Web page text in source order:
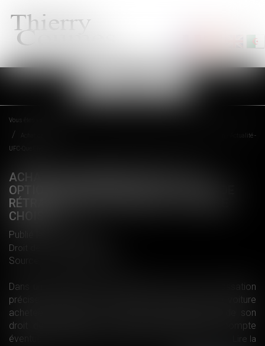
Ouvrir
le
Vous êtes ici :
Achat de voiture en ligne - Les options n’entravent pas le droit de rétractation - Actualité -
UFC-Que Choisir
ACHAT DE VOITURE EN LIGNE - LES
OPTIONS N’ENTRAVENT PAS LE DROIT DE
RÉTRACTATION - ACTUALITÉ - UFC-QUE
CHOISIR
Publié le :
Droit de la consommation
Source :
Dans un jugement rendu récemment, la Cour de cassation
précise que le choix de certaines options sur une voiture
achetée en ligne ne prive pas le consommateur de son
droit de rétractation, ni d’être remboursé d’un acompte
éventuellement versé au moment de la commande...
Lire la